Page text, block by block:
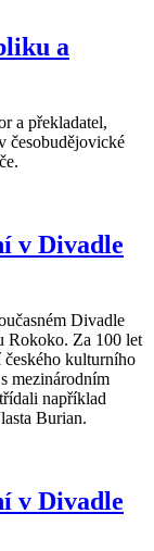
a
a překladatel,
česobudějovické
v Divadle
Divadle
Rokoko. Za 100 let
kulturního
mezinárodním
například
Burian.
v Divadle